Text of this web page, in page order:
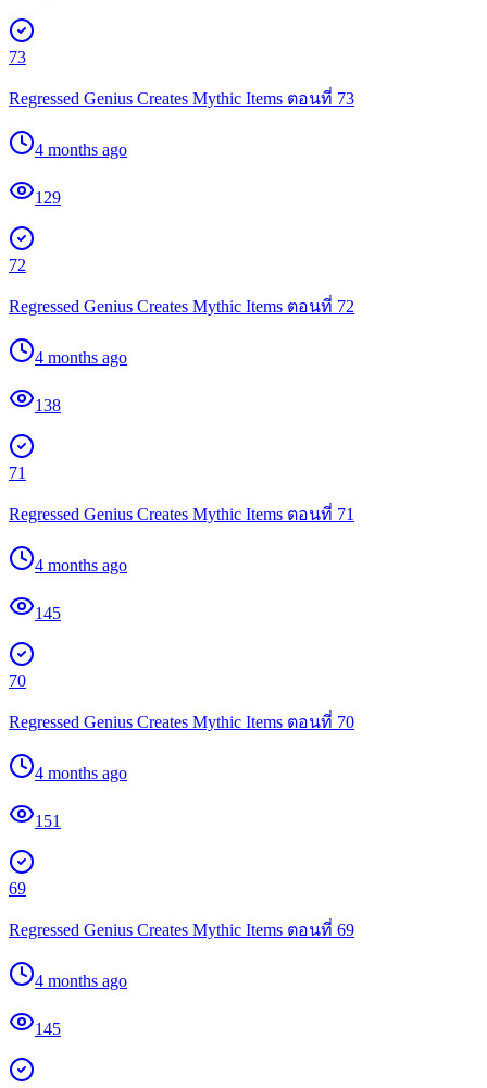
73
Regressed Genius Creates Mythic Items ตอนที่ 73
4 months ago
129
72
Regressed Genius Creates Mythic Items ตอนที่ 72
4 months ago
138
71
Regressed Genius Creates Mythic Items ตอนที่ 71
4 months ago
145
70
Regressed Genius Creates Mythic Items ตอนที่ 70
4 months ago
151
69
Regressed Genius Creates Mythic Items ตอนที่ 69
4 months ago
145